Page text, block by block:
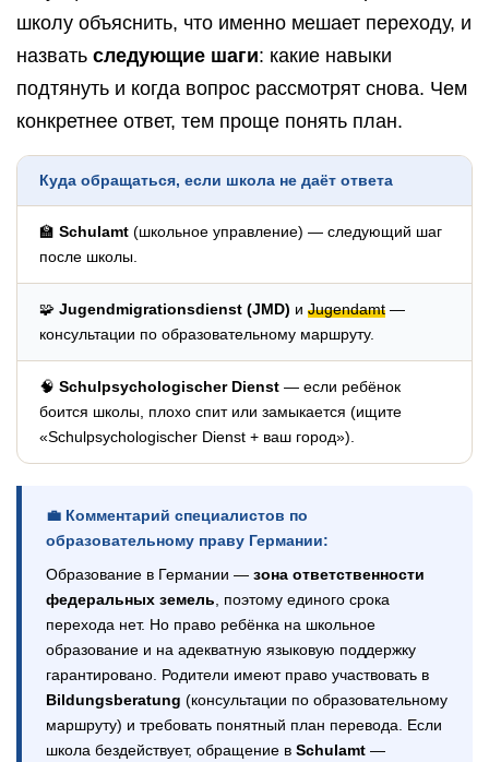
школу объяснить, что именно мешает переходу, и
назвать следующие шаги: какие навыки
подтянуть и когда вопрос рассмотрят снова. Чем
конкретнее ответ, тем проще понять план.
Куда обращаться, если школа не даёт ответа
🏫 Schulamt (школьное управление) — следующий шаг
после школы.
🧩 Jugendmigrationsdienst (JMD) и Jugendamt —
консультации по образовательному маршруту.
🧠 Schulpsychologischer Dienst — если ребёнок
боится школы, плохо спит или замыкается (ищите
«Schulpsychologischer Dienst + ваш город»).
💼 Комментарий специалистов по
образовательному праву Германии:
Образование в Германии — зона ответственности
федеральных земель, поэтому единого срока
перехода нет. Но право ребёнка на школьное
образование и на адекватную языковую поддержку
гарантировано. Родители имеют право участвовать в
Bildungsberatung (консультации по образовательному
маршруту) и требовать понятный план перевода. Если
школа бездействует, обращение в Schulamt —